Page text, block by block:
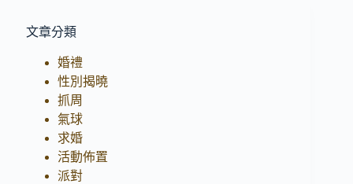
文章分類
婚禮
性別揭曉
抓周
氣球
求婚
活動佈置
派對